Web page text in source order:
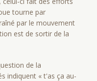
tourne par
par le mouvement
est de sortir de la
de la
indiquent « t'as ça au-